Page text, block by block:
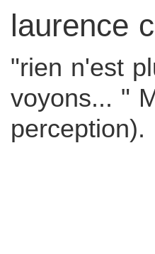
laurence
"rien n'est
voyons... "
perception).